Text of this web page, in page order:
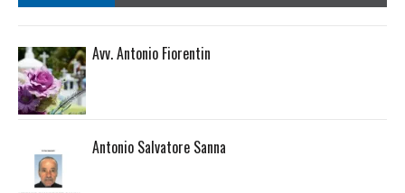
Avv. Antonio Fiorentin
Antonio Salvatore Sanna